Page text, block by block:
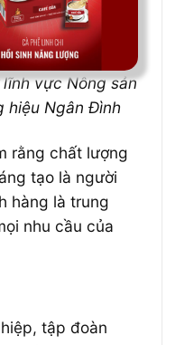
vực Nông sản
hiệu Ngân Đình
rằng chất lượng
tạo là người
hàng là trung
nhu cầu của
tập đoàn